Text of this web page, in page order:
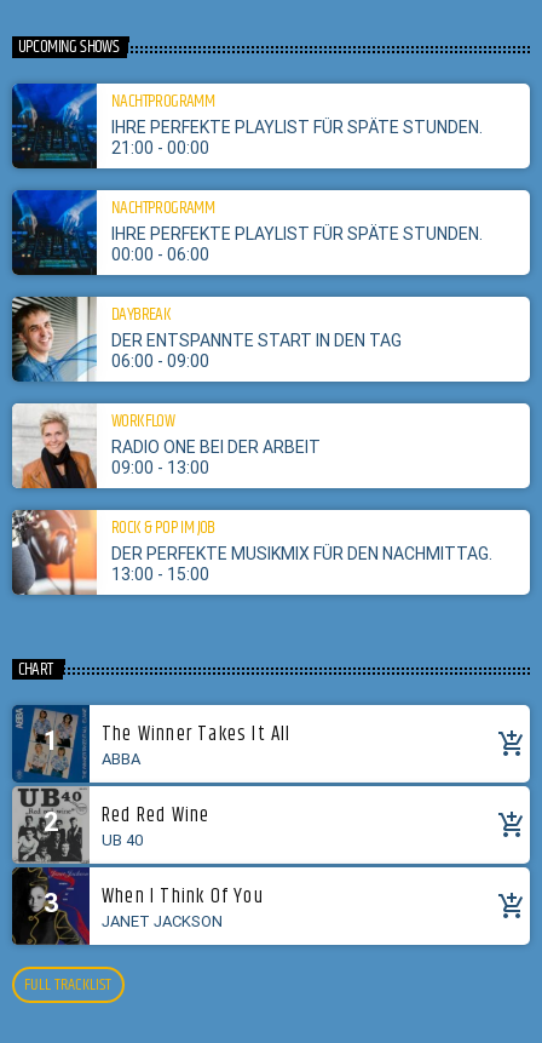
Der Kult der 80er.
Kim Wilde präsentiert jeden Freitag ab 15h die besten Pop und Rock Songs
aus den 80ern.
UPCOMING SHOWS
NACHTPROGRAMM
IHRE PERFEKTE PLAYLIST FÜR SPÄTE STUNDEN.
21:00 - 00:00
NACHTPROGRAMM
IHRE PERFEKTE PLAYLIST FÜR SPÄTE STUNDEN.
00:00 - 06:00
DAYBREAK
DER ENTSPANNTE START IN DEN TAG
06:00 - 09:00
WORKFLOW
RADIO ONE BEI DER ARBEIT
09:00 - 13:00
ROCK & POP IM JOB
DER PERFEKTE MUSIKMIX FÜR DEN NACHMITTAG.
13:00 - 15:00
CHART
1 The Winner Takes It All
ABBA add_shopping_cart
2 Red Red Wine
UB 40 add_shopping_cart
3 When I Think Of You
JANET JACKSON add_shopping_cart
FULL TRACKLIST